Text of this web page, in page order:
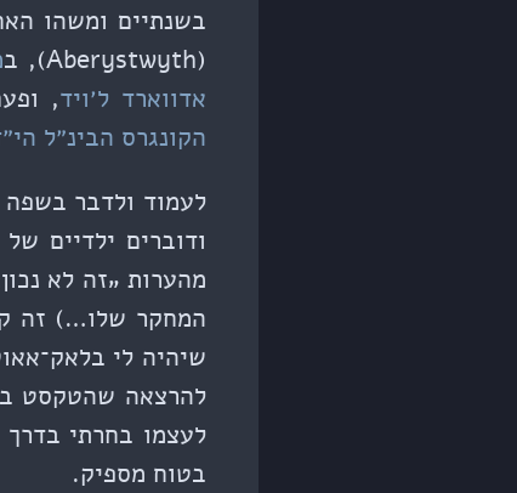
בשנתיים ומשהו
(Aberystwyth), ב
אדווארד ל׳ויד, ופעם
הקונגרס הבינ״ל
לעמוד ולדבר
ודוברים ילדיים של
מהערות „זה לא
המחקר שלו…) זה
שיהיה לי
להרצאה שהטקסט
לעצמו בחרתי
בטוח מספיק.